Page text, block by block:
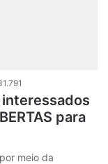
para
meio da